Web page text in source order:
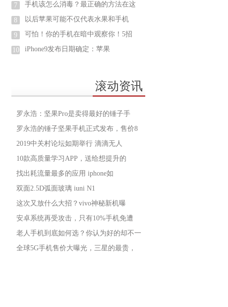
7 手机该怎么消毒？最正确的方法在这
8 以后苹果可能不仅代表水果和手机
9 可怕！你的手机在暗中观察你！5招
10 iPhone9发布日期确定：苹果
滚动资讯
罗永浩：坚果Pro是卖得最好的锤子手
罗永浩的锤子坚果手机正式发布，售价8
2019中关村论坛如期举行 滴滴无人
10款高质量学习APP，送给想提升的
找出耗流量最多的应用 iphone如
双面2.5D弧面玻璃 iuni N1
这次又放什么大招？vivo神秘新机曝
安卓系统再受攻击，只有10%手机免遭
老人手机到底如何选？你认为好的却不一
全球5G手机售价大曝光，三星的最贵，